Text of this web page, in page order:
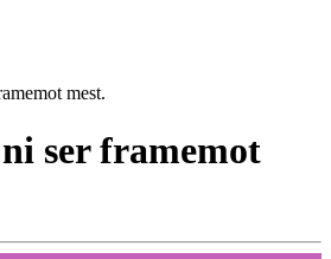
mest.
ser framemot